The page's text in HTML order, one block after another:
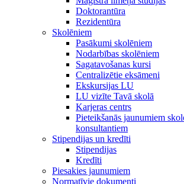
Doktorantūra
Rezidentūra
Skolēniem
Pasākumi skolēniem
Nodarbības skolēniem
Sagatavošanas kursi
Centralizētie eksāmeni
Ekskursijas LU
LU vizīte Tavā skolā
Karjeras centrs
Pieteikšanās jaunumiem
konsultantiem
Stipendijas un kredīti
Stipendijas
Kredīti
Piesakies jaunumiem
Normatīvie dokumenti